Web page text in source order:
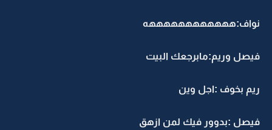
نواف:ههههههههههههه
فيصل وريم:مابرجعك البيت
ريم بخوف :اجل وين
فيصل :بدوور فيك لمن ازهق